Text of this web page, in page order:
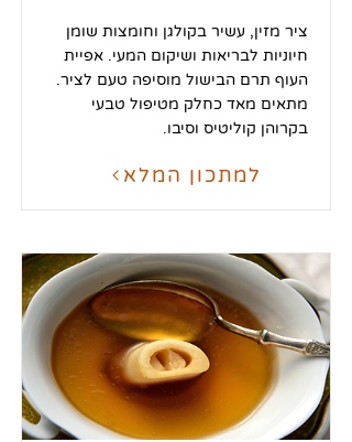
ציר מזין, עשיר בקולגן וחומצות שומן
חיוניות לבריאות ושיקום המעי. אפיית
העוף תרם הבישול מוסיפה טעם לציר.
מתאים מאד כחלק מטיפול טבעי
בקרוהן קוליטיס וסיבו.
למתכון המלא